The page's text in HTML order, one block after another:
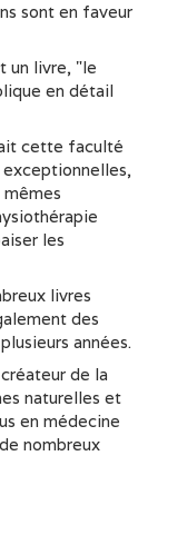
sont en faveur
un livre, "le
en détail
cette faculté
les
livres
des
années.
de la
naturelles et
en médecine
nombreux